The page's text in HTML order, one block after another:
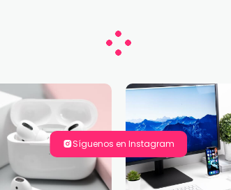
Síguenos en Instagram